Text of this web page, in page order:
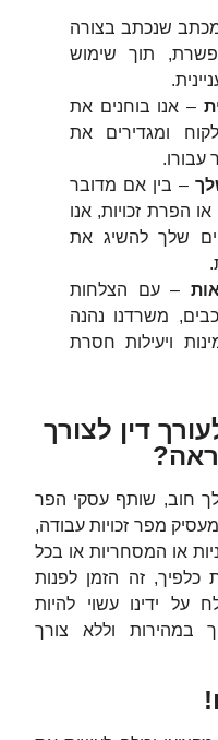
שנכתב בצורה
תוך שימוש
– אנו בוחנים את
ומגדירים את
עבורו.
– בין אם מדובר
הפרת זכויות, אנו
שלך להשיג את
– עם הצלחות
משרדנו נהנה
ויעילות חסרת
דין לצורך
חוב,‏ ‏שותף עסקי הפר
מפר זכויות עבודה,
או המסחריות או ב‏כל
‏זה הזמן לפנות
ידינו עשוי להיות
במהירות וללא צורך